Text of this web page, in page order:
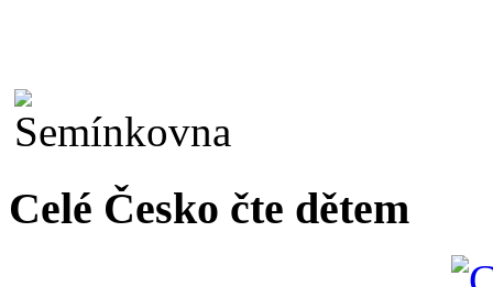
Celé Česko čte dětem